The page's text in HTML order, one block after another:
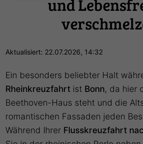
und
Aktualisiert: 22.07.2026, 14:32
Ein besonders beliebter Halt
Rheinkreuzfahrt ist Bonn, da hier
Beethoven-Haus steht und die
romantischen Fassaden jeden
Während Ihrer Flusskreuzfahrt